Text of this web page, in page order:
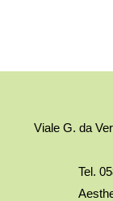
Viale G. da
Tel.